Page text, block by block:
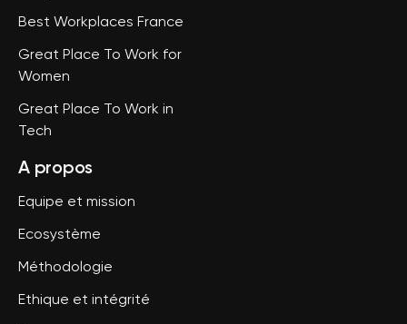
Best Workplaces France
Great Place To Work for
Women
Great Place To Work in
Tech
A propos
Equipe et mission
Ecosystème
Méthodologie
Ethique et intégrité